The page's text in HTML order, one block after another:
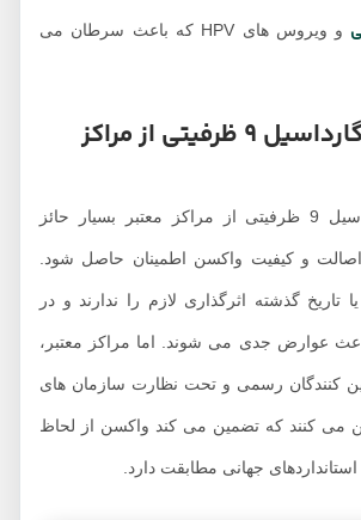
و ویروس های HPV که باعث سرطان می
اهمیت خرید گارداسیل 9 ظرفیتی از مراکز
خرید واکسن گارداسیل 9 ظرفیتی از مراکز معتبر بسیار حائز
کیفیت واکسن اطمینان حاصل شود.
گذشته اثرگذاری لازم را ندارند و در
جدی می شوند. اما مراکز معتبر،
رسمی و تحت نظارت سازمان های
که تضمین می کند واکسن از لحاظ
جهانی مطابقت دارد.